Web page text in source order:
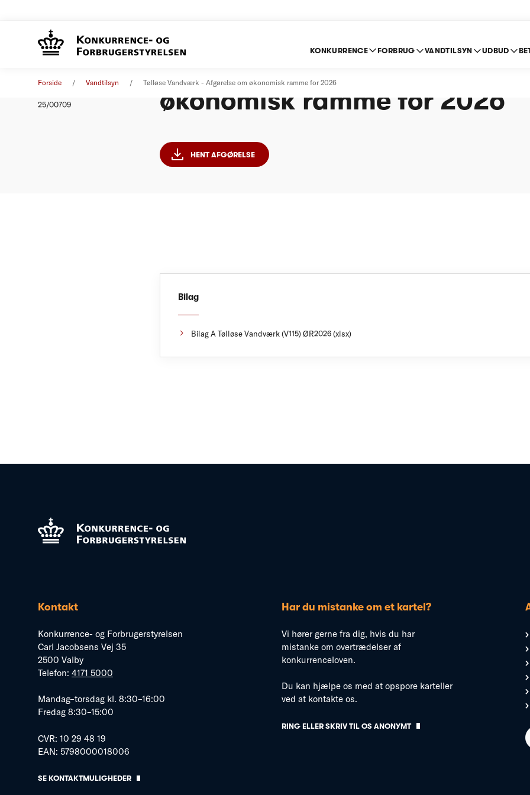
KONKURRENCE FORBRUG VANDTILSYN UDBUD
Forside Vandtilsyn Tølløse Vandværk - Afgørelse om økonomisk ramme for 2026
25/00709
økonomisk ramme for 2026
HENT AFGØRELSE
Bilag
Bilag A Tølløse Vandværk (V115) ØR2026 (xlsx)
Kontakt
Konkurrence- og Forbrugerstyrelsen
Carl Jacobsens Vej 35
2500 Valby
Telefon: 4171 5000
Mandag–torsdag kl. 8:30–16:00
Fredag 8:30–15:00
CVR: 10 29 48 19
EAN: 5798000018006
SE KONTAKTMULIGHEDER
Har du mistanke om et kartel?
Vi hører gerne fra dig, hvis du har
mistanke om overtrædelser af
konkurrenceloven.
Du kan hjælpe os med at opspore karteller
ved at kontakte os.
RING ELLER SKRIV TIL OS ANONYMT